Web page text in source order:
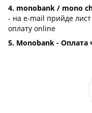
4. monobank / mono
- на e-mail прийде
оплату online
5. Monobank - Оплата